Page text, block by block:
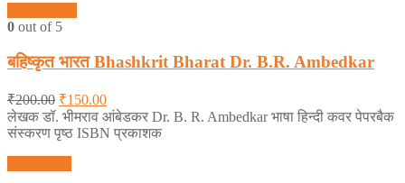
0 out of 5
बहिष्कृत भारत Bhashkrit Bharat Dr. B.R. Ambedkar
₹200.00 ₹150.00
लेखक डॉ. भीमराव आंबेडकर Dr. B. R. Ambedkar भाषा हिन्दी कवर पेपरबैक
संस्करण पृष्ठ ISBN प्रकाशक